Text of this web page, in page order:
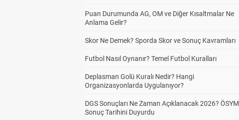
Puan Durumunda AG, OM ve Diğer Kısaltmalar Ne
Anlama Gelir?
Skor Ne Demek? Sporda Skor ve Sonuç Kavramları
Futbol Nasıl Oynanır? Temel Futbol Kuralları
Deplasman Golü Kuralı Nedir? Hangi
Organizasyonlarda Uygulanıyor?
DGS Sonuçları Ne Zaman Açıklanacak 2026? ÖSYM
Sonuç Tarihini Duyurdu